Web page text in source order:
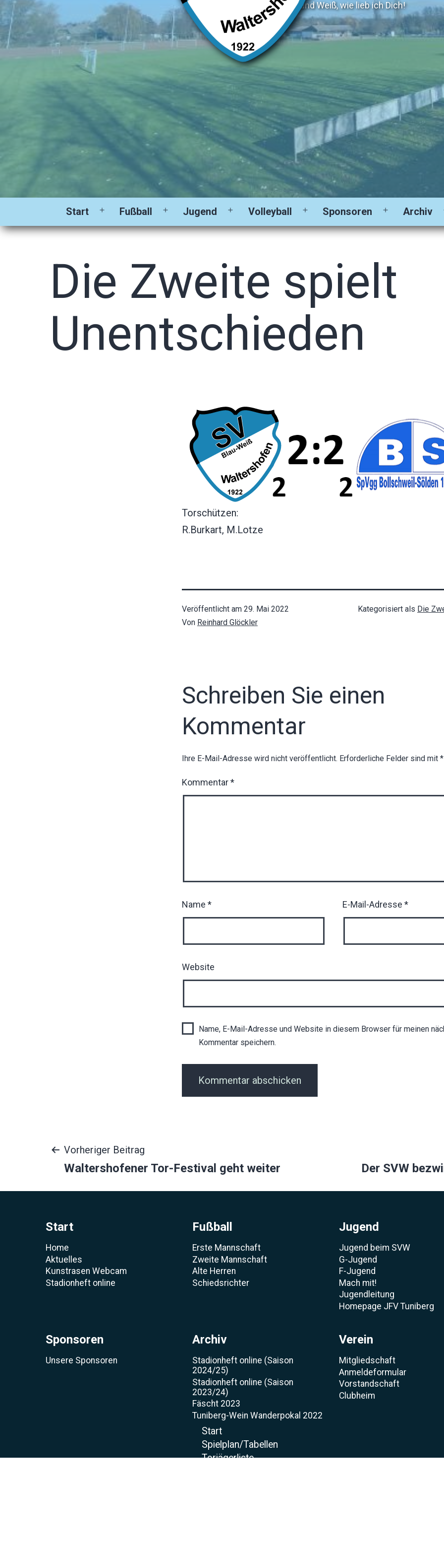
Blau und Weiß, wie lieb ich Dich!
Start
Menü
öffnen
Fußball
Menü
öffnen
Jugend
Menü
öffnen
Volleyball
Menü
öffnen
Sponsoren
Menü
öffnen
Archiv
Die Zweite spielt
Unentschieden
Torschützen:
R.Burkart, M.Lotze
Veröffentlicht am 29. Mai 2022
Von Reinhard Glöckler
Kategorisiert als Die
Schreiben Sie einen
Kommentar
Ihre E-Mail-Adresse wird nicht veröffentlicht. Erforderliche Felder sind mit *
Kommentar*
Name * E-Mail-Adresse *
Website
Name, E-Mail-Adresse und Website in diesem Browser für meinen
Kommentar speichern.
Beitragsnavigation
Vorheriger Beitrag
Waltershofener Tor-Festival geht weiter Der SVW
Start
Home
Aktuelles
Kunstrasen Webcam
Stadionheft online
Fußball
Erste Mannschaft
Zweite Mannschaft
Alte Herren
Schiedsrichter
Jugend
Jugend beim SVW
G-Jugend
F-Jugend
Mach mit!
Jugendleitung
Homepage JFV Tuniberg
Sponsoren
Unsere Sponsoren
Archiv
Stadionheft online (Saison
2024/25)
Stadionheft online (Saison
2023/24)
Fäscht 2023
Tuniberg-Wein Wanderpokal 2022
Start
Spielplan/Tabellen
Torjägerliste
Verein
Mitgliedschaft
Anmeldeformular
Vorstandschaft
Clubheim